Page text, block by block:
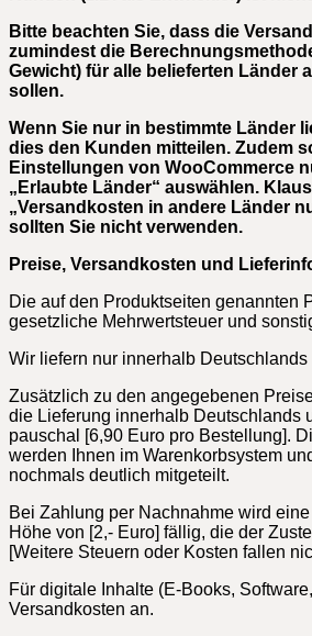
Bitte beachten Sie, dass die
zumindest die
Gewicht) für alle belieferten Länder
sollen.
Wenn Sie nur in bestimmte Länder
dies den Kunden mitteilen. Zudem
Einstellungen von WooCommerce
„Erlaubte Länder“ auswählen.
„Versandkosten in andere Länder
sollten Sie nicht verwenden.
Preise, Versandkosten und
Die auf den Produktseiten genannten
gesetzliche Mehrwertsteuer und
Wir liefern nur innerhalb Deutschlands
Zusätzlich zu den angegebenen
die Lieferung innerhalb Deutschlands
pauschal [6,90 Euro pro Bestellung].
werden Ihnen im Warenkorbsystem
nochmals deutlich mitgeteilt.
Bei Zahlung per Nachnahme wird
Höhe von [2,- Euro] fällig, die der
[Weitere Steuern oder Kosten fallen
Für digitale Inhalte (E-Books,
Versandkosten an.